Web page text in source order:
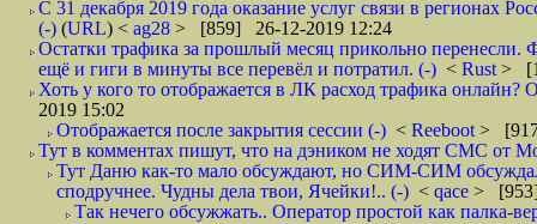
С 31 декабря 2019 года оказание услуг связи в регионах
(-) (URL) < ag28 > [859] 26-12-2019 12:24
Остатки трафика за прошлый месяц прикольно
ещё и гиги в минуты все перевёл и потратил. (-) < Rust >
Хоть у кого то отображается в ЛК расход трафика
2019 15:02
Отображается после закрытия сессии (-) < Reeboot >
Тут в комментах пишут, что на дэником не ходят СМС от
Тут Даню как-то мало обсуждают, но СИМ-СИМ
сподручнее. Чудны дела твои, Ячейки!.. (-) < qace > [953]
Так нечего обсужжать.. Оператор простой как палка-